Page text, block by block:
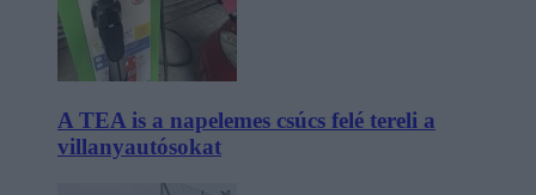
A TEA is a napelemes csúcs felé tereli a
villanyautósokat